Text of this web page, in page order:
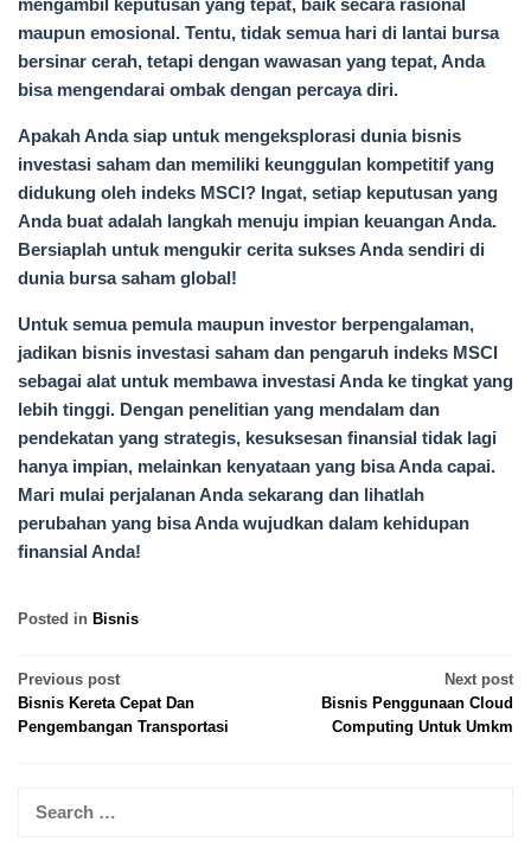
mengambil keputusan yang tepat, baik secara rasional
maupun emosional. Tentu, tidak semua hari di lantai bursa
bersinar cerah, tetapi dengan wawasan yang tepat, Anda
bisa mengendarai ombak dengan percaya diri.
Apakah Anda siap untuk mengeksplorasi dunia bisnis
investasi saham dan memiliki keunggulan kompetitif yang
didukung oleh indeks MSCI? Ingat, setiap keputusan yang
Anda buat adalah langkah menuju impian keuangan Anda.
Bersiaplah untuk mengukir cerita sukses Anda sendiri di
dunia bursa saham global!
Untuk semua pemula maupun investor berpengalaman,
jadikan bisnis investasi saham dan pengaruh indeks MSCI
sebagai alat untuk membawa investasi Anda ke tingkat yang
lebih tinggi. Dengan penelitian yang mendalam dan
pendekatan yang strategis, kesuksesan finansial tidak lagi
hanya impian, melainkan kenyataan yang bisa Anda capai.
Mari mulai perjalanan Anda sekarang dan lihatlah
perubahan yang bisa Anda wujudkan dalam kehidupan
finansial Anda!
Posted in Bisnis
Post
navigation
Previous post
Bisnis Kereta Cepat Dan
Pengembangan Transportasi
Next post
Bisnis Penggunaan Cloud
Computing Untuk Umkm
Search